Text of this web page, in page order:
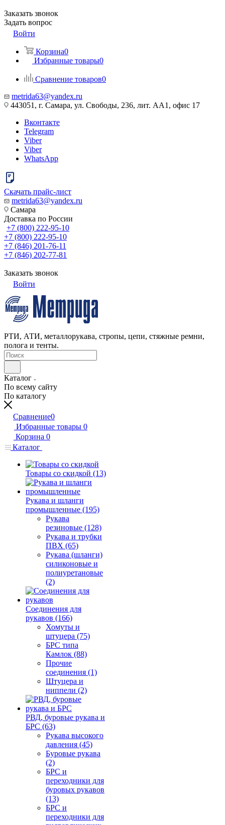
Заказать звонок
Задать вопрос
Войти
Корзина0
Избранные товары0
Сравнение товаров0
metrida63@yandex.ru
443051, г. Самара, ул. Свободы, 236, лит. АА1, офис 17
Вконтакте
Telegram
Viber
Viber
WhatsApp
Скачать прайс-лист
metrida63@yandex.ru
Самара
Доставка по России
+7 (800) 222-95-10
+7 (800) 222-95-10
+7 (846) 201-76-11
+7 (846) 202-77-81
Заказать звонок
Войти
РТИ, АТИ, металлорукава, стропы, цепи, стяжные ремни,
полога и тенты.
Каталог
По всему сайту
По каталогу
Сравнение0
Избранные товары 0
Корзина 0
Каталог
Товары со скидкой (13)
Рукава и шланги
промышленные (195)
Рукава
резиновые (128)
Рукава и трубки
ПВХ (65)
Рукава (шланги)
силиконовые и
полиуретановые
(2)
Соединения для
рукавов (166)
Хомуты и
штуцера (75)
БРС типа
Камлок (88)
Прочие
соединения (1)
Штуцера и
ниппели (2)
РВД, буровые рукава и
БРС (63)
Рукава высокого
давления (45)
Буровые рукава
(2)
БРС и
переходники для
буровых рукавов
(13)
БРС и
переходники для